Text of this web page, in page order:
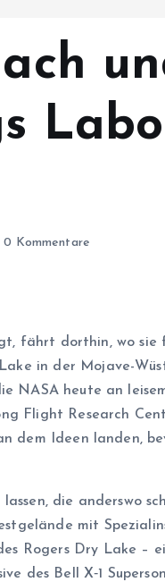
0 Kommentare
fährt dorthin, wo sie
in der Mojave-
NASA heute an
Flight Research
dem Ideen landen,
die anderswo
mit
Rogers Dry Lake –
des Bell X‑1